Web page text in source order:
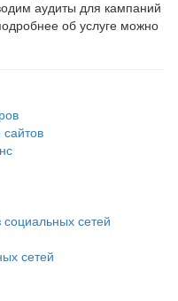
аудиты для кампаний
об услуге можно
сетей
сетей